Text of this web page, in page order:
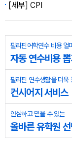
[세부] CPI
필리핀어학연수 비용 얼
자동 연수비용 뽑
필리핀 연수생활을 더욱
컨시어지 서비스
안심하고 믿을 수 있는
올바른 유학원